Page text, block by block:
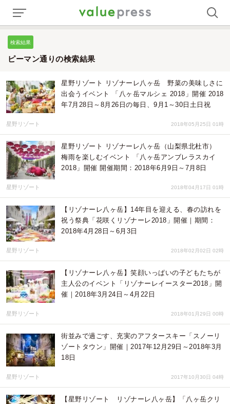
検索結果
ピーマン通りの検索結果
星野リゾート リゾナーレ八ヶ岳 野菜の美味しさに
出会うイベント 「八ヶ岳マルシェ 2018」開催 2018
年7月28日～8月26日の毎日、9月1～30日土日祝
星野リゾート 2018年05月25日 01時
星野リゾート リゾナーレ八ヶ岳（山梨県北杜市）
梅雨を楽しむイベント 「八ヶ岳アンブレラスカイ
2018」開催 開催期間：2018年6月9日～7月8日
星野リゾート 2018年04月17日 01時
【リゾナーレ八ヶ岳】14年目を迎える、春の訪れを
祝う祭典「花咲くリゾナーレ2018」開催｜期間：
2018年4月28日～6月3日
星野リゾート 2018年02月02日 02時
【リゾナーレ八ヶ岳】笑顔いっぱいの子どもたちが
主人公のイベント「リゾナーレイースター2018」開
催｜2018年3月24日～4月22日
星野リゾート 2018年01月29日 00時
街並みで過ごす、充実のアフタースキー「スノーリ
ゾートタウン」開催｜2017年12月29日～2018年3月
18日
星野リゾート 2017年10月30日 04時
【星野リゾート リゾナーレ八ヶ岳】「八ヶ岳クリ